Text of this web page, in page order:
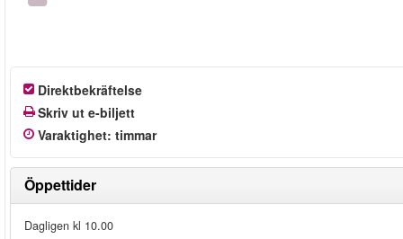
Direktbekräftelse
Skriv ut e-biljett
Varaktighet: timmar
Öppettider
Dagligen kl 10.00